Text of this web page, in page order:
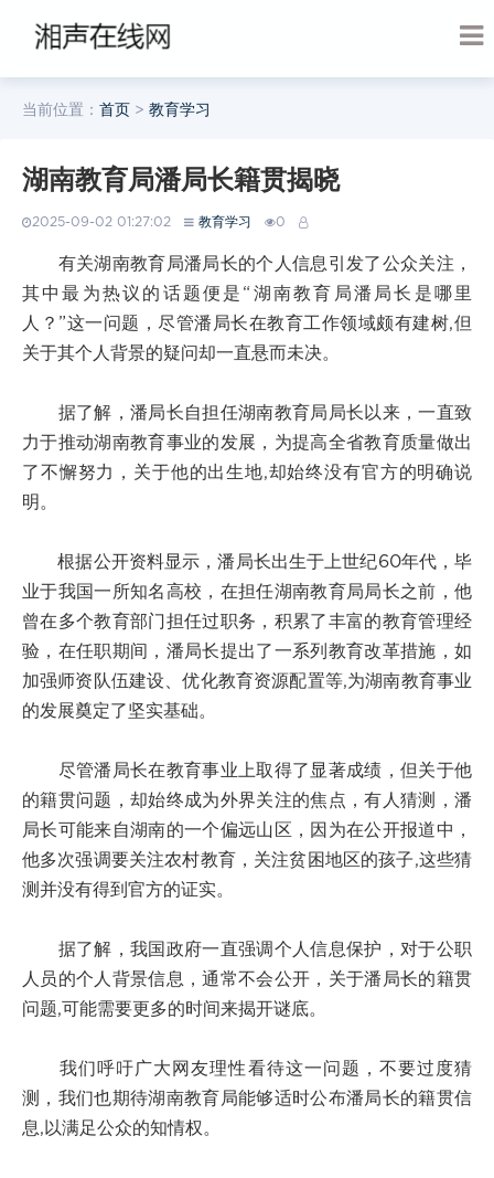
当前位置： 首页 > 教育学习
湖南教育局潘局长籍贯揭晓
2025-09-02 01:27:02 教育学习 0
有关湖南教育局潘局长的个人信息引发了公众关注，
其中最为热议的话题便是“湖南教育局潘局长是哪里
人？”这一问题，尽管潘局长在教育工作领域颇有建树,但
关于其个人背景的疑问却一直悬而未决。
据了解，潘局长自担任湖南教育局局长以来，一直致
力于推动湖南教育事业的发展，为提高全省教育质量做出
了不懈努力，关于他的出生地,却始终没有官方的明确说
明。
根据公开资料显示，潘局长出生于上世纪60年代，毕
业于我国一所知名高校，在担任湖南教育局局长之前，他
曾在多个教育部门担任过职务，积累了丰富的教育管理经
验，在任职期间，潘局长提出了一系列教育改革措施，如
加强师资队伍建设、优化教育资源配置等,为湖南教育事业
的发展奠定了坚实基础。
尽管潘局长在教育事业上取得了显著成绩，但关于他
的籍贯问题，却始终成为外界关注的焦点，有人猜测，潘
局长可能来自湖南的一个偏远山区，因为在公开报道中，
他多次强调要关注农村教育，关注贫困地区的孩子,这些猜
测并没有得到官方的证实。
据了解，我国政府一直强调个人信息保护，对于公职
人员的个人背景信息，通常不会公开，关于潘局长的籍贯
问题,可能需要更多的时间来揭开谜底。
我们呼吁广大网友理性看待这一问题，不要过度猜
测，我们也期待湖南教育局能够适时公布潘局长的籍贯信
息,以满足公众的知情权。